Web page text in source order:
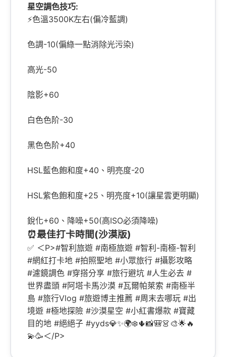
星空調色技巧:
⚡色溫3500K左右(偏冷藍調)
色調-10(偏綠一點消除光污染)
高光-50
陰影+60
白色色阶-30
黑色色阶+40
HSL藍色飽和度+40、明亮度-20
HSL紫色飽和度+25、明亮度+10(讓星雲更明顯)
銳化+60、降噪+50(高ISO必須降噪)
⏰最佳打卡時間(沙漠版)
✅ ＜P>#智利旅遊 #南極旅遊 #智利-南極-智利
#網紅打卡地 #拍照聖地 #小眾旅行 #攝影攻略
#濾鏡調色 #穿搭分享 #旅行避坑 #人生必去 #
世界盡頭 #阿塔卡馬沙漠 #瓦爾帕萊索 #南極半
島 #旅行Vlog #旅遊博主推薦 #周末去哪玩 #出
境遊 #極地探險 #沙漠星空 #小紅書爆款 #寶藏
目的地 #絕絕子 #yyds💎✨🌍❄️🌵📸🎒👗🎨🌟🔥
💫🥳＜/P>